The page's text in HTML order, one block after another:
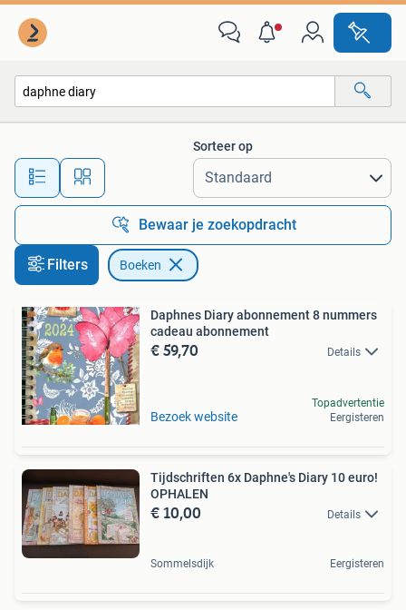
Alle afstanden…
Sorteer op
Bewaar je zoekopdracht
Filters Boeken
Daphnes Diary abonnement 8 nummers
cadeau abonnement
€ 59,70 Details
Bezoek website
Topadvertentie
Eergisteren
Tijdschriften 6x Daphne's Diary 10 euro!
OPHALEN
€ 10,00 Details
Sommelsdijk Eergisteren